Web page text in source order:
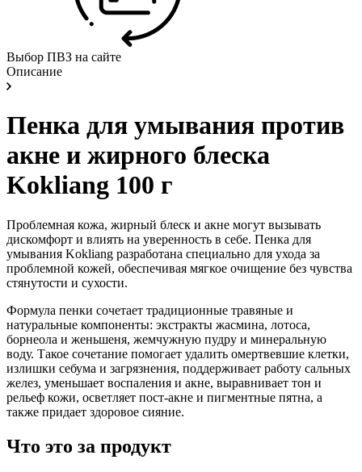
Выбор ПВЗ на сайте
Описание
Пенка для умывания против
акне и жирного блеска
Kokliang 100 г
Проблемная кожа, жирный блеск и акне могут вызывать
дискомфорт и влиять на уверенность в себе. Пенка для
умывания Kokliang разработана специально для ухода за
проблемной кожей, обеспечивая мягкое очищение без чувства
стянутости и сухости.
Формула пенки сочетает традиционные травяные и
натуральные компоненты: экстракты жасмина, лотоса,
борнеола и женьшеня, жемчужную пудру и минеральную
воду. Такое сочетание помогает удалить омертвевшие клетки,
излишки себума и загрязнения, поддерживает работу сальных
желез, уменьшает воспаления и акне, выравнивает тон и
рельеф кожи, осветляет пост-акне и пигментные пятна, а
также придает здоровое сияние.
Что это за продукт